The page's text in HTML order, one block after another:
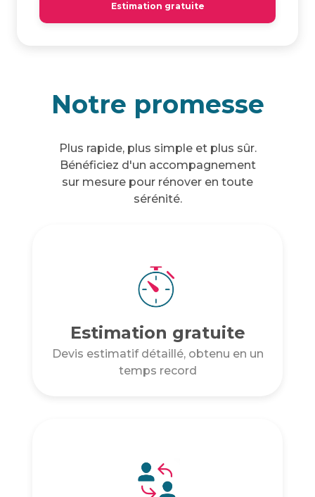
Estimation gratuite
Notre promesse
Plus rapide, plus simple et plus sûr.
Bénéficiez d'un accompagnement
sur mesure pour rénover en toute
sérénité.
Estimation gratuite
Devis estimatif détaillé, obtenu en un
temps record